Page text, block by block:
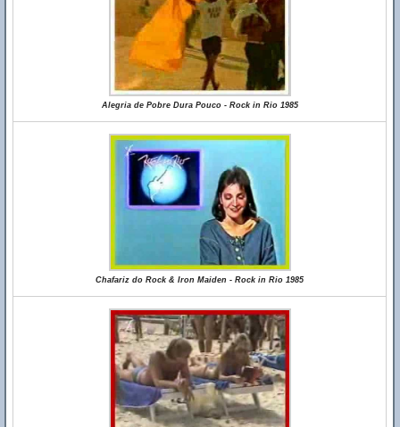
Alegria de Pobre Dura Pouco - Rock in Rio 1985
Chafariz do Rock & Iron Maiden - Rock in Rio 1985